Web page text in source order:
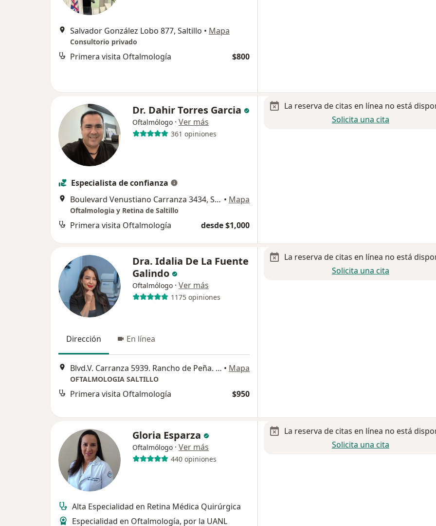
Salvador González Lobo 877, Saltillo • Mapa
Consultorio privado
Primera visita Oftalmología $800
Dr. Dahir Torres Garcia
Oftalmólogo · Ver más
361 opiniones
Especialista de confianza
Boulevard Venustiano Carranza 3434, Saltillo • Mapa
Oftalmologia y Retina de Saltillo
Primera visita Oftalmología desde $1,000
La reserva de citas en línea no está
Solicita una cita
Dra. Idalia De La Fuente
Galindo
Oftalmólogo · Ver más
1175 opiniones
Dirección En línea
Blvd.V. Carranza 5939. Rancho de Peña. Plaza Calla´s Int 17 y18., Saltillo • Mapa
OFTALMOLOGIA SALTILLO
Primera visita Oftalmología $950
La reserva de citas en línea no está
Solicita una cita
Gloria Esparza
Oftalmólogo · Ver más
440 opiniones
Alta Especialidad en Retina Médica Quirúrgica
Especialidad en Oftalmología, por la UANL
La reserva de citas en línea no está
Solicita una cita